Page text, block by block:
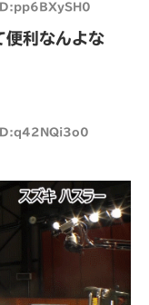
便利なんよな